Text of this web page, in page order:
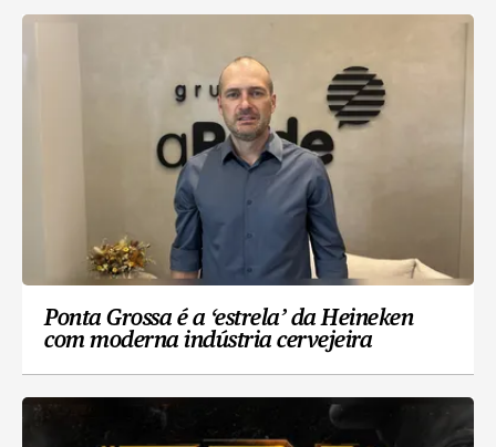
Ponta Grossa é a ‘estrela’ da Heineken
com moderna indústria cervejeira